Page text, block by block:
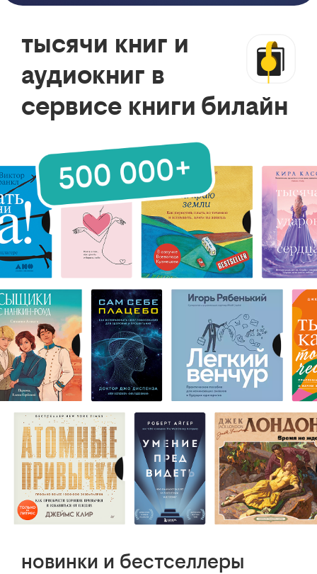
тысячи книг и
аудиокниг в
сервисе книги билайн
новинки и бестселлеры